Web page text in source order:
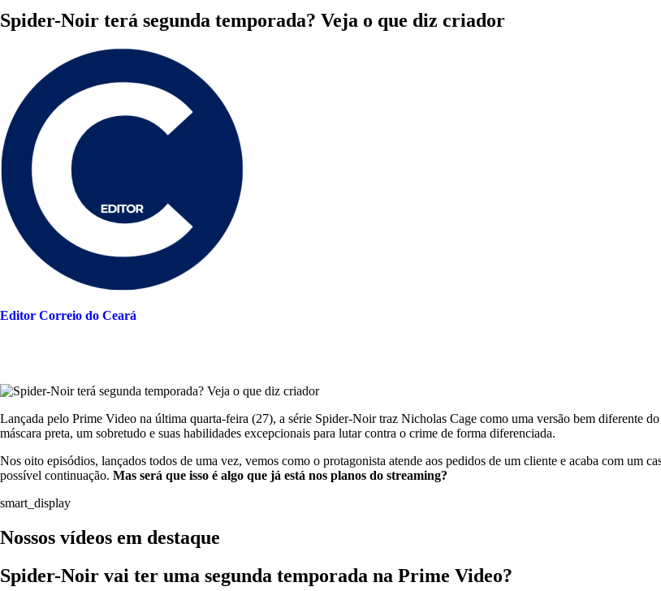
Spider-Noir terá segunda temporada? Veja o que diz criador
Editor Correio do Ceará
Lançada pelo Prime Video na última quarta-feira (27), a série Spider-Noir traz Nicholas Cage como uma versão bem diferente
máscara preta, um sobretudo e suas habilidades excepcionais para lutar contra o crime de forma diferenciada.
Nos oito episódios, lançados todos de uma vez, vemos como o protagonista atende aos pedidos de um cliente e acaba com um
possível continuação. Mas será que isso é algo que já está nos planos do streaming?
smart_display
Nossos vídeos em destaque
Spider-Noir vai ter uma segunda temporada na Prime Video?